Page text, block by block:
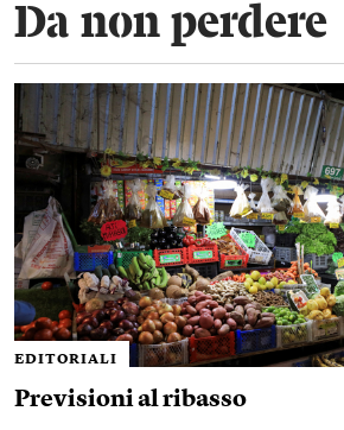
Da non perdere
EDITORIALI
Previsioni al ribasso